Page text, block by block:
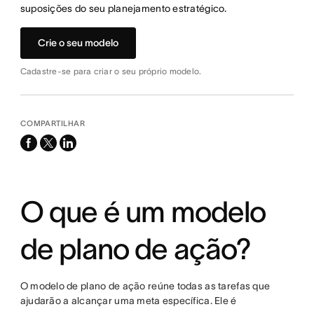
suposições do seu planejamento estratégico.
Crie o seu modelo
Cadastre-se para criar o seu próprio modelo.
COMPARTILHAR
facebook
x-
linkedin
O que é um modelo
de plano de ação?
O modelo de plano de ação reúne todas as tarefas que
ajudarão a alcançar uma meta específica. Ele é